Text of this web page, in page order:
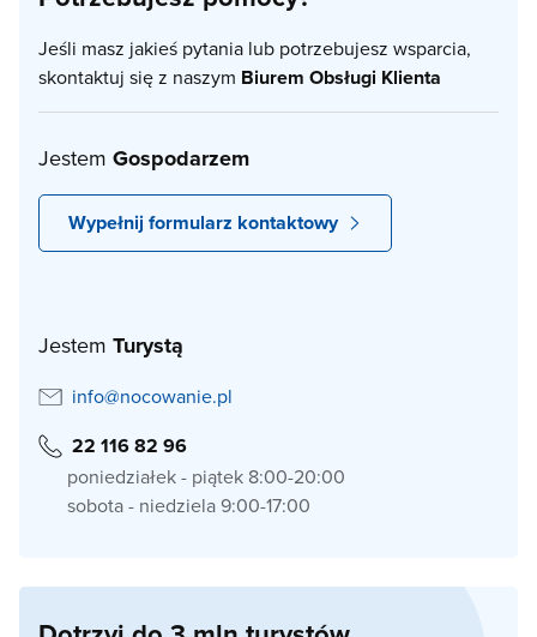
Jeśli masz jakieś pytania lub potrzebujesz wsparcia,
skontaktuj się z naszym Biurem Obsługi Klienta
Jestem Gospodarzem
Wypełnij formularz kontaktowy
Jestem Turystą
info@nocowanie.pl
22 116 82 96
poniedziałek - piątek 8:00-20:00
sobota - niedziela 9:00-17:00